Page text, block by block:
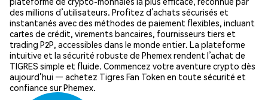
des millions d’utilisateurs. Profitez d’achats sécurisés et
instantanés avec des méthodes de paiement flexibles, incluant
cartes de crédit, virements bancaires, fournisseurs tiers et
trading P2P, accessibles dans le monde entier. La plateforme
intuitive et la sécurité robuste de Phemex rendent l’achat de
TIGRES simple et fluide. Commencez votre aventure crypto dès
aujourd’hui — achetez Tigres Fan Token en toute sécurité et
confiance sur Phemex.